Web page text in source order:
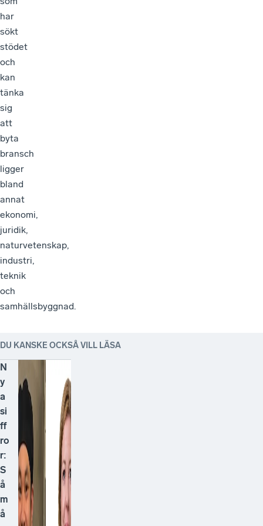
har
sökt
stödet
och
kan
tänka
sig
att
byta
bransch
ligger
bland
annat
ekonomi,
juridik,
naturvetenskap,
industri,
teknik
och
samhällsbyggnad.
DU KANSKE OCKSÅ VILL LÄSA
N
y
a
si
ff
ro
r:
S
å
m
å